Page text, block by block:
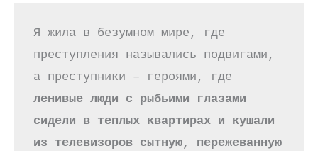
Я жила в безумном мире, где
преступления назывались подвигами,
ленивые люди с рыбьими глазами
сидели в теплых квартирах и кушали
из телевизоров сытную, пережеванную